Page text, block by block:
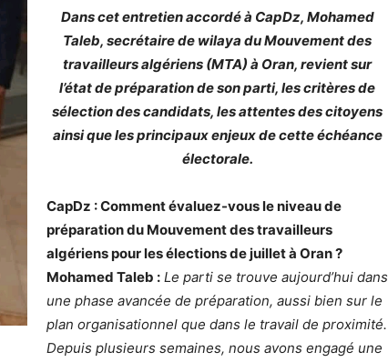
Dans cet entretien accordé à CapDz, Mohamed
Taleb, secrétaire de wilaya du Mouvement des
travailleurs algériens (MTA) à Oran, revient sur
l’état de préparation de son parti, les critères de
sélection des candidats, les attentes des citoyens
ainsi que les principaux enjeux de cette échéance
électorale.
CapDz : Comment évaluez-vous le niveau de
préparation du Mouvement des travailleurs
algériens pour les élections de juillet à Oran ?
Mohamed Taleb : Le parti se trouve aujourd’hui dans
une phase avancée de préparation, aussi bien sur le
plan organisationnel que dans le travail de proximité.
Depuis plusieurs semaines, nous avons engagé une